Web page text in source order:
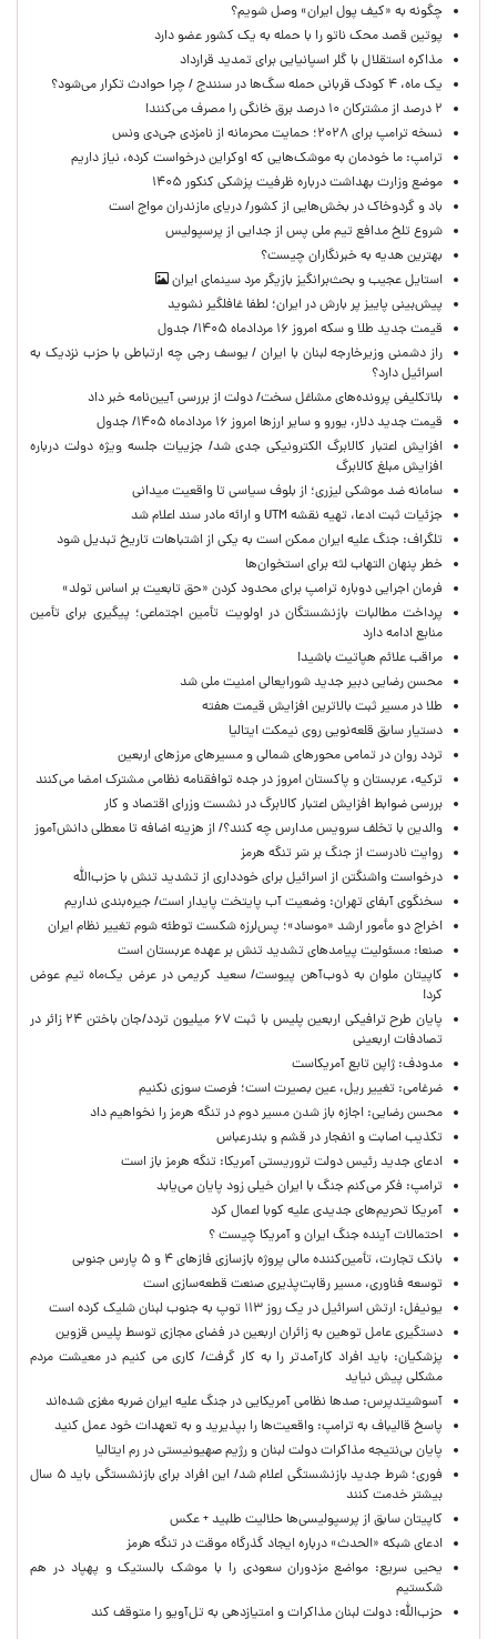
چگونه به «کیف پول ایران» وصل شویم؟
پوتین قصد محک ناتو را با حمله به یک کشور عضو دارد
مذاکره استقلال با گلر اسپانیایی برای تمدید قرارداد
یک ماه، ۴ کودک قربانی حمله سگ‌ها در سنندج / چرا حوادث تکرار می‌شود؟
۲ درصد از مشترکان ۱۰ درصد برق خانگی را مصرف می‌کنند!
نسخه ترامپ برای ۲۰۲۸؛ حمایت محرمانه از نامزدی جی‌دی ونس
ترامپ: ما خودمان به موشک‌هایی که اوکراین درخواست کرده، نیاز داریم
موضع وزارت بهداشت درباره ظرفیت پزشکی کنکور ۱۴۰۵
باد و گردوخاک در بخش‌هایی از کشور/ دریای مازندران مواج است
شروع تلخ مدافع تیم ملی پس از جدایی از پرسپولیس
بهترین هدیه به خبرنگاران چیست؟
استایل عجیب و بحث‌برانگیز بازیگر مرد سینمای ایران
پیش‌بینی پاییز پر بارش در ایران؛ لطفا غافلگیر نشوید
قیمت جدید طلا و سکه امروز ۱۶ مردادماه ۱۴۰۵/ جدول
راز دشمنی وزیرخارجه لبنان با ایران / یوسف رجی چه ارتباطی با حزب نزدیک به
اسرائیل دارد؟
بلاتکلیفی پرونده‌های مشاغل سخت/ دولت از بررسی آیین‌نامه خبر داد
قیمت جدید دلار، یورو و سایر ارزها امروز ۱۶ مردادماه ۱۴۰۵/ جدول
افزایش اعتبار کالابرگ الکترونیکی جدی شد/ جزییات جلسه ویژه دولت درباره
افزایش مبلغ کالابرگ
سامانه ضد موشکی لیزری؛ از بلوف سیاسی تا واقعیت میدانی
جزئیات ثبت ادعا، تهیه نقشه UTM و ارائه مادر سند اعلام شد
تلگراف: جنگ علیه ایران ممکن است به یکی از اشتباهات تاریخ تبدیل شود
خطر پنهان التهاب لثه برای استخوان‌ها
فرمان اجرایی دوباره ترامپ برای محدود کردن «حق تابعیت بر اساس تولد»
پرداخت مطالبات بازنشستگان در اولویت تأمین اجتماعی؛ پیگیری برای تأمین
منابع ادامه دارد
مراقب علائم هپاتیت باشید!
محسن رضایی دبیر جدید شورایعالی امنیت ملی شد
طلا در مسیر ثبت بالاترین افزایش قیمت هفته
دستیار سابق قلعه‌نویی روی نیمکت ایتالیا
تردد روان در تمامی محورهای شمالی و مسیرهای مرزهای اربعین
ترکیه، عربستان و پاکستان امروز در جده توافقنامه نظامی مشترک امضا می‌کنند
بررسی ضوابط افزایش اعتبار کالابرگ در نشست وزرای اقتصاد و کار
والدین با تخلف سرویس مدارس چه کنند؟/ از هزینه اضافه تا معطلی دانش‌آموز
روایت نادرست از جنگ بر سَر تنگه هرمز
درخواست واشنگتن از اسرائیل برای خودداری از تشدید تنش با حزب‌الله
سخنگوی آبفای تهران: وضعیت آب پایتخت پایدار است/ جیره‌بندی نداریم
اخراج دو مأمور ارشد «موساد»؛ پس‌لرزه شکست توطئه شوم تغییر نظام ایران
صنعا: مسئولیت پیامدهای تشدید تنش بر عهده عربستان است
کاپیتان ملوان به ذوب‌آهن پیوست/ سعید کریمی در عرض یک‌ماه تیم عوض
کرد!
پایان طرح ترافیکی اربعین پلیس با ثبت ۶۷ میلیون تردد/جان باختن ۲۴ زائر در
تصادفات اربعینی
مدودف: ژاپن تابع آمریکاست
ضرغامی: تغییر ریل، عین بصیرت است؛ فرصت سوزی نکنیم
محسن رضایی: اجازه باز شدن مسیر دوم در تنگه هرمز را نخواهیم داد
تکذیب اصابت و انفجار در قشم و بندرعباس
ادعای جدید رئیس دولت تروریستی آمریکا: تنگه هرمز باز است
ترامپ: فکر می‌کنم جنگ با ایران خیلی زود پایان می‌یابد
آمریکا تحریم‌های جدیدی علیه کوبا اعمال کرد
احتمالات آینده جنگ ایران و آمریکا چیست ؟
بانک تجارت، تأمین‌کننده مالی پروژه بازسازی فازهای ۴ و ۵ پارس جنوبی
توسعه فناوری، مسیر رقابت‌پذیری صنعت قطعه‌سازی است
یونیفل: ارتش اسرائیل در یک روز ۱۱۳ توپ به جنوب لبنان شلیک کرده است
دستگیری عامل توهین به زائران اربعین در فضای مجازی توسط پلیس قزوین
پزشکیان: باید افراد کارآمدتر را به کار گرفت/ کاری می کنیم در معیشت مردم
مشکلی پیش نیاید
آسوشیتدپرس: صدها نظامی آمریکایی در جنگ علیه ایران ضربه مغزی شده‌اند
پاسخ قالیباف به ترامپ: واقعیت‌ها را بپذیرید و به تعهدات خود عمل کنید
پایان بی‌نتیجه مذاکرات دولت لبنان و رژیم صهیونیستی در رم ایتالیا
فوری؛ شرط جدید بازنشستگی اعلام شد/ این افراد برای بازنشستگی باید ۵ سال
بیشتر خدمت کنند
کاپیتان سابق از پرسپولیسی‌ها حلالیت طلبید + عکس
ادعای شبکه «الحدث» درباره ایجاد گذرگاه موقت در تنگه هرمز
یحیی سریع: مواضع مزدوران سعودی را با موشک بالستیک و پهپاد در هم
شکستیم
حزب‌الله: دولت لبنان مذاکرات و امتیازدهی به تل‌آویو را متوقف کند